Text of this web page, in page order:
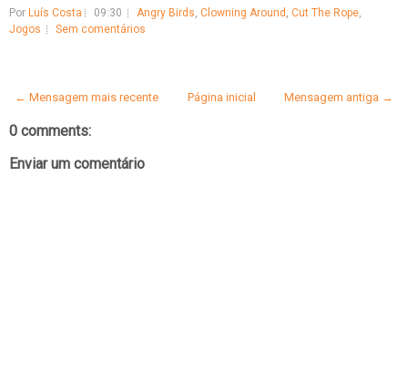
Por Luís Costa 09:30 Angry Birds, Clowning Around , Cut The Rope,
Jogos
Sem comentários
← Mensagem mais recente Mensagem antiga →
Página inicial
0 comments:
Enviar um comentário